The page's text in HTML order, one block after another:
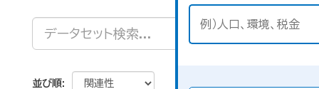
並び順